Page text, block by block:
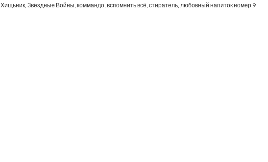
Хищьник, Звёздные Войны, коммандо, вспомнить всё, стиратель, любовный напиток номер 9